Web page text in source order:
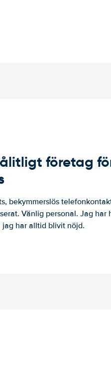
företag
bekymmerslös
Vänlig personal. Jag har
har alltid blivit nöjd.